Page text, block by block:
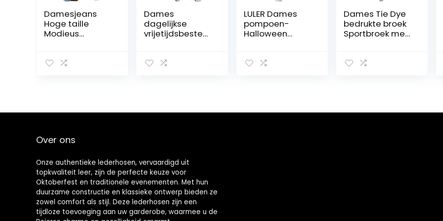
Damesjeans
Hoge taille
Modieus
uitlopende
zakken
Dames
dagelijkse
vrijetijdsbestedi
micro geplooide
comfortabele
LULER Dames
pompoen-
Halloween
print casual
dames stretch
Dames Tie Dye
bedrukte broek
Sportbroek met
Hardloopbroek
Over ons
Onze authentieke lederhosen, vervaardigd uit
topkwaliteit leer, zijn de perfecte keuze voor
Oktoberfest en traditionele evenementen. Met hun
duurzame constructie en klassieke ontwerp bieden ze
zowel comfort als stijl. Deze lederhosen zijn een
tijdloze toevoeging aan uw garderobe, waarmee u de